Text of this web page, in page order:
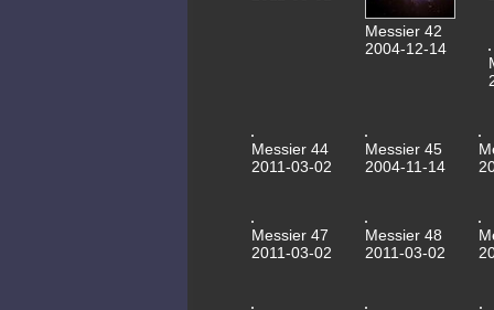
Messier 42
2004-12-14
Messier 44
2011-03-02
Messier 45
2004-11-14
Messier 47
2011-03-02
Messier 48
2011-03-02